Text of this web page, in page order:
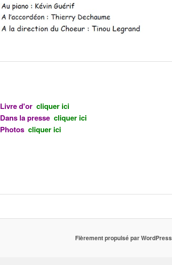
Livre d'orcliquer ici
Dans la presse cliquer ici
Photos cliquer ici
Fièrement propulsé par WordPress